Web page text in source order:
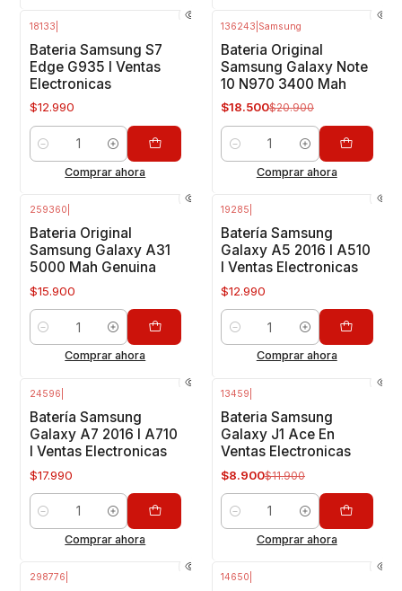
18133
Bateria Samsung S7
Edge G935 I Ventas
Electronicas
$12.990
Cantidad
Comprar ahora
136243 Samsung
Bateria Original
Samsung Galaxy Note
10 N970 3400 Mah
$18.500$20.900
Cantidad
Comprar ahora
259360
Bateria Original
Samsung Galaxy A31
5000 Mah Genuina
$15.900
Cantidad
Comprar ahora
19285
Batería Samsung
Galaxy A5 2016 I A510
I Ventas Electronicas
$12.990
Cantidad
Comprar ahora
24596
Batería Samsung
Galaxy A7 2016 I A710
I Ventas Electronicas
$17.990
Cantidad
Comprar ahora
13459
Bateria Samsung
Galaxy J1 Ace En
Ventas Electronicas
$8.900$11.900
Cantidad
Comprar ahora
298776 14650